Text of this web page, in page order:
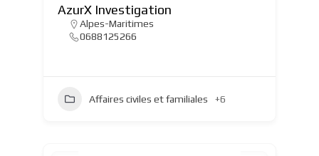
AzurX Investigation
Alpes-Maritimes
0688125266
Affaires civiles et familiales +6